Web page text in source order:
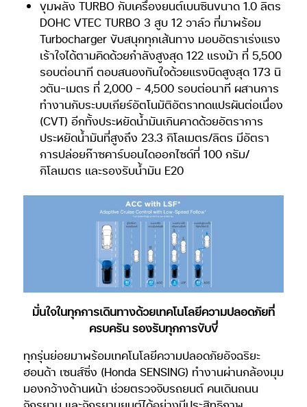
ขุมพลัง TURBO กับเครื่องยนต์เบนซินขนาด 1.0 ลิตร
DOHC VTEC TURBO 3 สูบ 12 วาล์ว ที่มาพร้อม
Turbocharger ขับสนุกทุกเส้นทาง มอบอัตราเร่งแรง
เร้าใจได้ตามคิดด้วยกำลังสูงสุด 122 แรงม้า ที่ 5,500
รอบต่อนาที ตอบสนองทันใจด้วยแรงบิดสูงสุด 173 นิ
วตัน-เมตร ที่ 2,000 – 4,500 รอบต่อนาที ผสานการ
ทำงานกับระบบเกียร์อัตโนมัติอัตราทดแปรผันต่อเนื่อง
(CVT) อีกทั้งประหยัดน้ำมันเกินคาดด้วยอัตราการ
ประหยัดน้ำมันที่สูงถึง 23.3 กิโลเมตร/ลิตร มีอัตรา
การปล่อยก๊าซคาร์บอนไดออกไซด์ที่ 100 กรัม/
กิโลเมตร และรองรับน้ำมัน E20
มั่นใจในทุกการเดินทางด้วยเทคโนโลยีความปลอดภัยที่
ครบครัน รองรับทุกการขับขี่
ทุกรุ่นย่อยมาพร้อมเทคโนโลยีความปลอดภัยอัจฉริยะ
ฮอนด้า เซนส์ซิ่ง (Honda SENSING) ทำงานผ่านกล้องมุม
มองกว้างด้านหน้า ช่วยตรวจจับรถยนต์ คนเดินถนน